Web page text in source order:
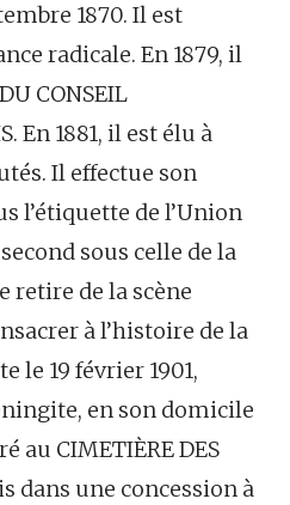
1870. Il est
radicale. En 1879, il
CONSEIL
En 1881, il est élu à
Il effectue son
l’étiquette de l’Union
sous celle de la
retire de la scène
à l’histoire de la
le 19 février 1901,
en son domicile
au CIMETIÈRE DES
dans une concession à